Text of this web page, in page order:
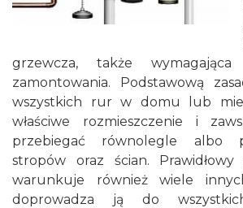
grzewcza, także wymagająca
zamontowania. Podstawową
wszystkich rur w domu lub
właściwe rozmieszczenie i
przebiegać równolegle albo
stropów oraz ścian.
warunkuje również wiele
doprowadza ją do